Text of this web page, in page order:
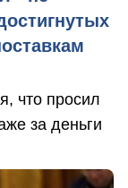
что просил
за деньги